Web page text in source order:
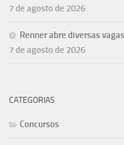
7 de agosto de 2026
Renner abre diversas
7 de agosto de 2026
CATEGORIAS
Concursos